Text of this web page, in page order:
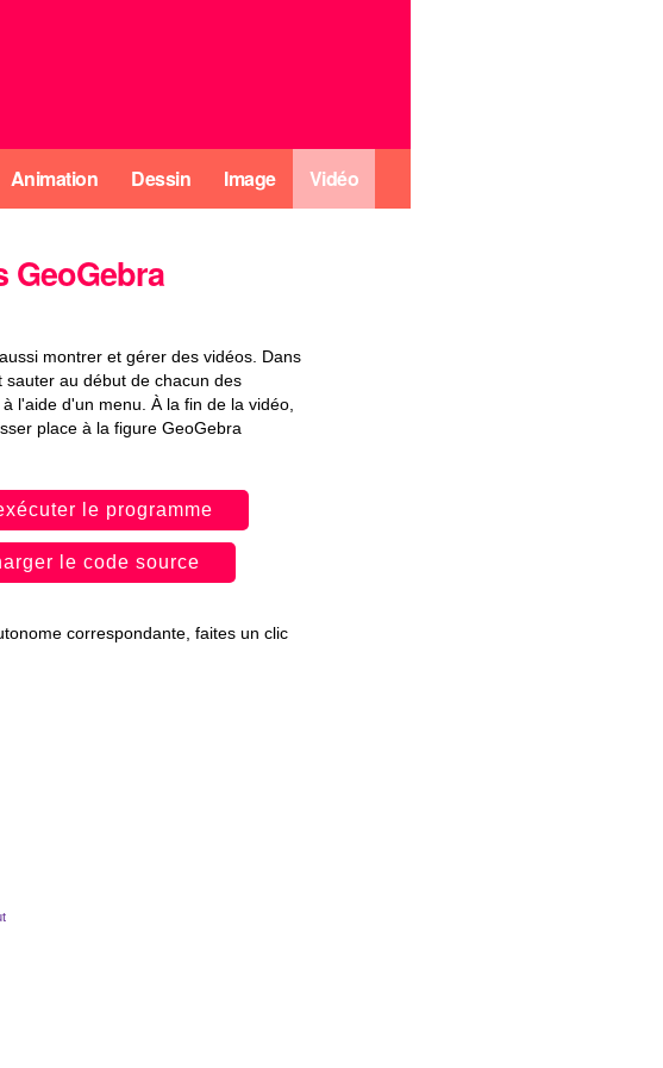
Animation Dessin Image Vidéo
GeoGebra
aussi montrer et gérer des vidéos. Dans
sauter au début de chacun des
l'aide d'un menu. À la fin de la vidéo,
place à la figure GeoGebra
le programme
le code source
correspondante, faites un clic